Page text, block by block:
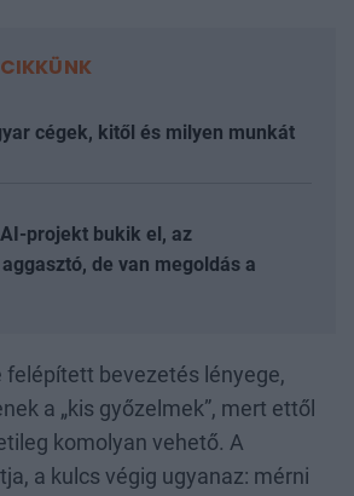
cégek, kitől és milyen munkát
projekt bukik el, az
de van megoldás a
felépített bevezetés lényege,
a „kis győzelmek”, mert ettől
komolyan vehető. A
a kulcs végig ugyanaz: mérni